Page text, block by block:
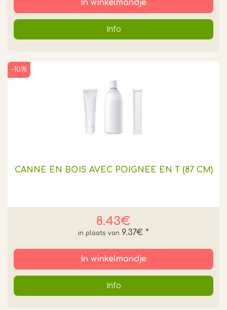
In winkelmandje
Info
CANNE EN BOIS AVEC POIGNEE EN T (87 CM)
8.43€
-10%
9.37€ *
In winkelmandje
Info